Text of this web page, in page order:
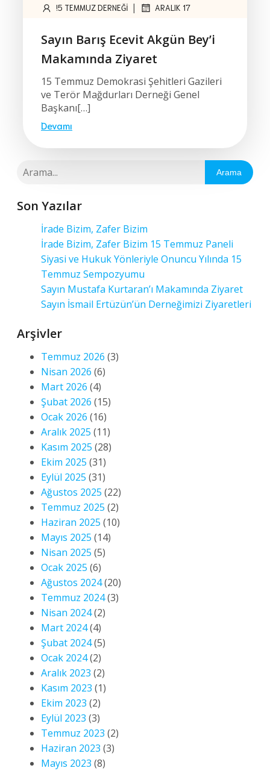
!5 TEMMUZ DERNEĞI | ARALIK 17
Sayın Barış Ecevit Akgün Bey’i
Makamında Ziyaret
15 Temmuz Demokrasi Şehitleri Gazileri
ve Terör Mağdurları Derneği Genel
Başkanı[…]
Devamı
Arama
Son Yazılar
İrade Bizim, Zafer Bizim
İrade Bizim, Zafer Bizim 15 Temmuz Paneli
Siyasi ve Hukuk Yönleriyle Onuncu Yılında 15
Temmuz Sempozyumu
Sayın Mustafa Kurtaran’ı Makamında Ziyaret
Sayın İsmail Ertüzün’ün Derneğimizi Ziyaretleri
Arşivler
Temmuz 2026 (3)
Nisan 2026 (6)
Mart 2026 (4)
Şubat 2026 (15)
Ocak 2026 (16)
Aralık 2025 (11)
Kasım 2025 (28)
Ekim 2025 (31)
Eylül 2025 (31)
Ağustos 2025 (22)
Temmuz 2025 (2)
Haziran 2025 (10)
Mayıs 2025 (14)
Nisan 2025 (5)
Ocak 2025 (6)
Ağustos 2024(20)
Temmuz 2024(3)
Nisan 2024(2)
Mart 2024(4)
Şubat 2024(5)
Ocak 2024(2)
Aralık 2023 (2)
Kasım 2023 (1)
Ekim 2023 (2)
Eylül 2023 (3)
Temmuz 2023 (2)
Haziran 2023 (3)
Mayıs 2023 (8)